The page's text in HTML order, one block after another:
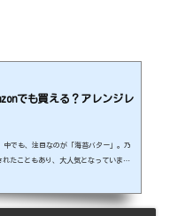
でも買える？アレンジレ
でも、注目なのが「海苔バター」。乃
たこともあり、大人気となっていま